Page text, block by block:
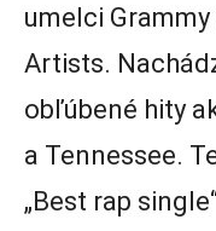
umelci
Artists.
obľúbené hity
a Tennessee.
„Best rap